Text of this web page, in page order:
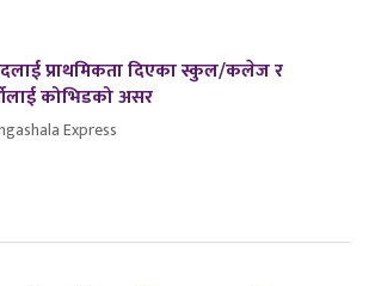
प्राथमिकता दिएका स्कुल/कलेज र
कोभिडको असर
Express